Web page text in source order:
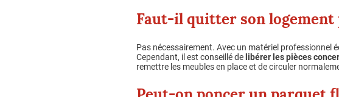
Faut-il quitter son logement
Pas nécessairement. Avec un matériel professionnel
Cependant, il est conseillé de libérer les pièces
remettre les meubles en place et de circuler